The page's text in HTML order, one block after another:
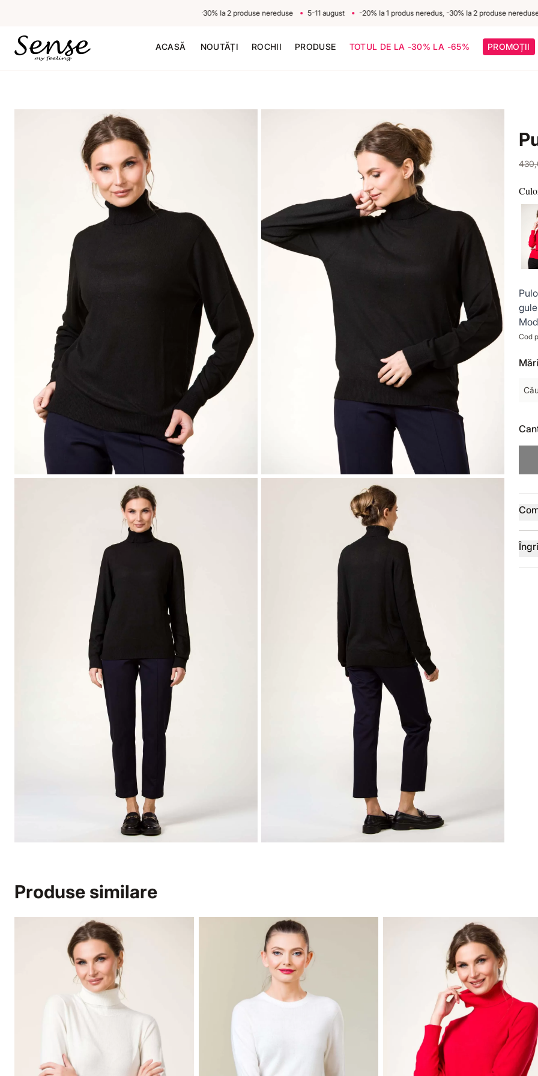
-20% la 1 produs neredus, -30% la 2 produse nereduse 5-11 august -20% la 1 produs neredus, -30% la 2 produse nereduse
ACASĂ NOUTĂȚI ROCHII PRODUSE TOTUL DE LA -30% LA -65% PROMOȚII
Cod
Produse similare